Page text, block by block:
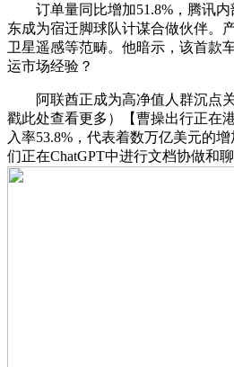
订单量同比增加51.8%，腾讯内
东成为宿迁脚球队计谋合做伙伴。
卫星遥感等范畴。他暗示，该首款
运市场经验？
阿联酋正成为高净值人群沉点关
戳此处查看更多）【曹操出行正在
入率53.8%，代表着数万亿美元的
们正在ChatGPT中进行文档协做和